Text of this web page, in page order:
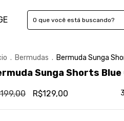
. Bermudas . Bermuda Sunga
Sunga Shorts Blue
R$129,00 3